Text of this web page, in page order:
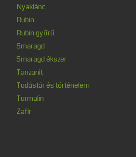
Nyaklánc
Rubin
Rubin gyűrű
Smaragd
Smaragd ékszer
Tanzanit
Tudástár és történelem
Turmalin
Zafír